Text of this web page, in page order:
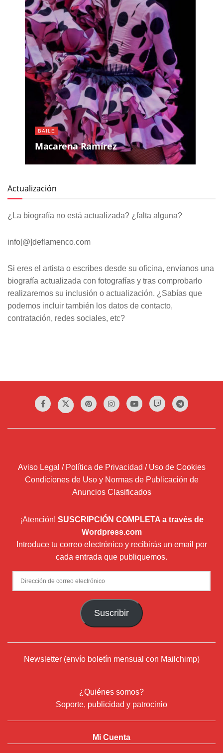
BAILE
Macarena Ramírez
Actualización
¿La biografía no está actualizada? ¿falta alguna?
info[@]deflamenco.com
Si eres el artista o escribes desde su oficina, envíanos una
biografía actualizada con fotografías y tras comprobarlo
realizaremos su inclusión o actualización. ¿Sabías que
podemos incluir también los datos de contacto,
contratación, redes sociales, etc?
Aviso Legal / Política de Privacidad / Uso de Cookies
Condiciones de Uso y Normas de Publicación de
Anuncios Clasificados
¡Atención! SUSCRIPCIÓN COMPLETA a través de
Wordpress.com
Introduce tu correo electrónico y recibirás un email por
cada entrada que publiquemos.
Dirección
de
Suscribir
Newsletter (envío boletín mensual con Mailchimp)
¿Quiénes somos?
Soporte, publicidad y patrocinio
Mi Cuenta